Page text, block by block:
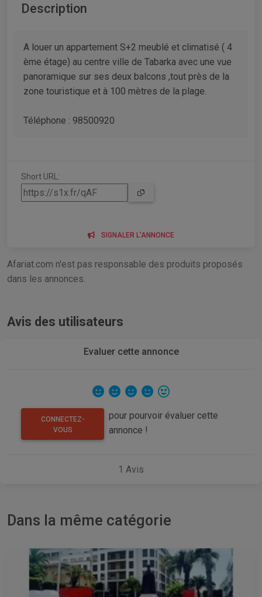
Description
A louer un appartement S+2 meublé et climatisé ( 4
ème étage) au centre ville de Tabarka avec une vue
panoramique sur ses deux balcons ,tout près de la
zone touristique et à 100 mètres de la plage.
Téléphone : 98500920
Short URL:
SIGNALER L'ANNONCE
Afariat.com n'est pas responsable des produits proposés
dans les annonces.
Avis des utilisateurs
Evaluer cette annonce
CONNECTEZ-
VOUS
pour pourvoir évaluer cette
annonce !
1 Avis
Dans la même catégorie